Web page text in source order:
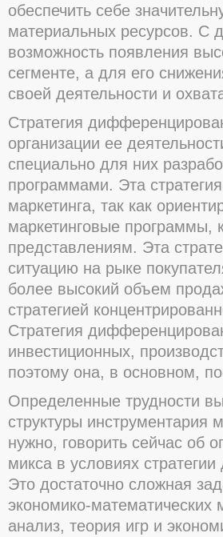
обеспечить себе
материальных ресурсов. С
возможность появления
сегменте, а для его
своей деятельности и
Стратегия
организации ее
специально для них
программами. Эта
маркетинга, так как
маркетинговые программы,
представлениям. Эта
ситуацию на рыке
более высокий объем
стратегией
Стратегия
инвестиционных,
поэтому она, в основном,
Определенные трудности
структуры инструментария
нужно, говорить сейчас об
микса в условиях
Это достаточно сложная
экономико-математических
анализ, теория игр и